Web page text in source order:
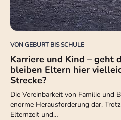
VON GEBURT BIS SCHULE
Karriere und Kind – geht
bleiben Eltern hier
Strecke?
Die Vereinbarkeit von Familie und
enorme Herausforderung dar.
Elternzeit und…